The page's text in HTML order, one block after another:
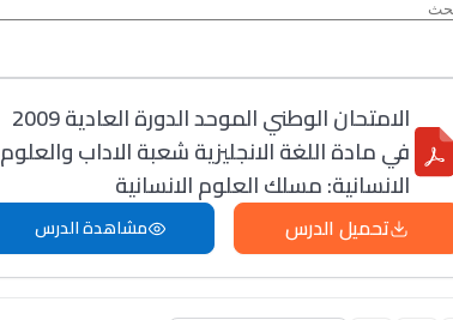
الامتحان الوطني الموحد الدورة العادية 2009
في مادة اللغة الانجليزية شعبة الاداب والعلوم
الانسانية: مسلك العلوم الانسانية
تحميل الدرس مشاهدة الدرس